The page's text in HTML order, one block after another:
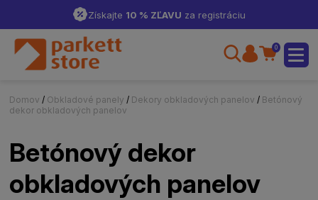
Získajte 10 % ZĽAVU za registráciu
0
Domov / Obkladové panely / Dekory obkladových panelov / Betónový
dekor obkladových panelov
Betónový dekor
obkladových panelov